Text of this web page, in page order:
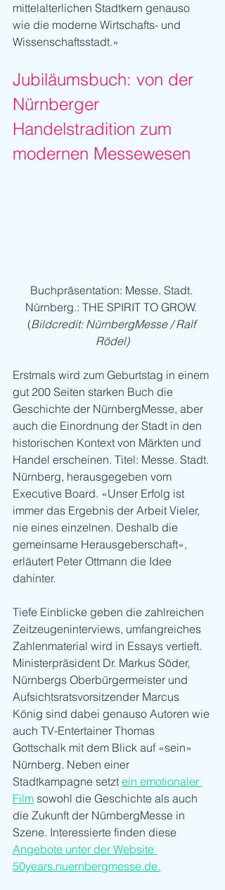
mittelalterlichen Stadtkern genauso
wie die moderne Wirtschafts- und
Wissenschaftsstadt.»
Jubiläumsbuch: von der
Nürnberger
Handelstradition zum
modernen Messewesen
Buchpräsentation: Messe. Stadt.
Nürnberg.: THE SPIRIT TO GROW.
(Bildcredit: NürnbergMesse / Ralf
Rödel)
Erstmals wird zum Geburtstag in einem
gut 200 Seiten starken Buch die
Geschichte der NürnbergMesse, aber
auch die Einordnung der Stadt in den
historischen Kontext von Märkten und
Handel erscheinen. Titel: Messe. Stadt.
Nürnberg, herausgegeben vom
Executive Board. «Unser Erfolg ist
immer das Ergebnis der Arbeit Vieler,
nie eines einzelnen. Deshalb die
gemeinsame Herausgeberschaft»,
erläutert Peter Ottmann die Idee
dahinter.
Tiefe Einblicke geben die zahlreichen
Zeitzeugeninterviews, umfangreiches
Zahlenmaterial wird in Essays vertieft.
Ministerpräsident Dr. Markus Söder,
Nürnbergs Oberbürgermeister und
Aufsichtsratsvorsitzender Marcus
König sind dabei genauso Autoren wie
auch TV-Entertainer Thomas
Gottschalk mit dem Blick auf «sein»
Nürnberg. Neben einer
Stadtkampagne setzt ein emotionaler
Film sowohl die Geschichte als auch
die Zukunft der NürnbergMesse in
Szene. Interessierte finden diese
Angebote unter der Website
50years.nuernbergmesse.de.